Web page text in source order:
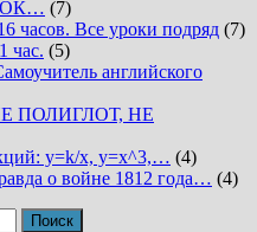
(7)
часов. Все уроки подряд (7)
час. (5)
английского
ПОЛИГЛОТ, НЕ
y=k/x, y=x^3,… (4)
о войне 1812 года… (4)